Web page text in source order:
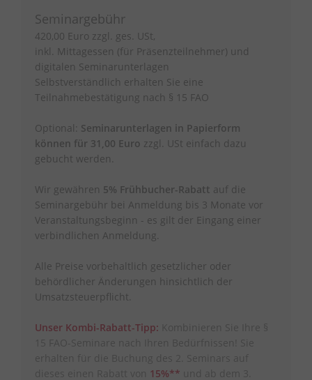
Seminargebühr
420,00 Euro zzgl. ges. USt,
inkl. Mittagessen (für Präsenzteilnehmer) und
digitalen Seminarunterlagen
Selbstverständlich erhalten Sie eine
Teilnahmebestätigung nach § 15 FAO
Optional: Seminarunterlagen in Papierform
können für 31,00 Euro zzgl. USt einfach dazu
gebucht werden.
Wir gewähren 5% Frühbucher-Rabatt auf die
Seminargebühr bei Anmeldung bis 3 Monate vor
Veranstaltungsbeginn - es gilt der Eingang einer
verbindlichen Anmeldung.
Alle Preise vorbehaltlich gesetzlicher oder
behördlicher Änderungen hinsichtlich der
Umsatzsteuerpflicht.
Unser Kombi-Rabatt-Tipp:
15%**